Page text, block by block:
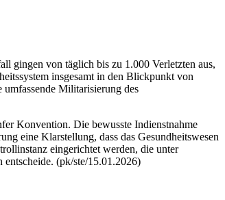
gingen von täglich bis zu 1.000 Verletzten aus,
insgesamt in den Blickpunkt von
umfassende Militarisierung des
Konvention. Die bewusste Indienstnahme
eine Klarstellung, dass das Gesundheitswesen
eingerichtet werden, die unter
(pk/ste/15.01.2026)